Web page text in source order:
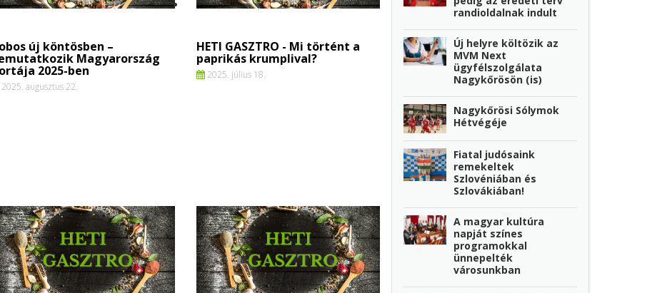
új köntösben –
Magyarország
2025-ben
2025. augusztus 22.
HETI GASZTRO - Mi történt a
paprikás krumplival?
2025. július 18.
randioldalnak indult
Új helyre költözik az
MVM Next
ügyfélszolgálata
Nagykőrösön (is)
Nagykőrösi Sólymok
Hétvégéje
Fiatal judósaink
remekeltek
Szlovéniában és
Szlovákiában!
A magyar kultúra
napját színes
programokkal
ünnepelték
városunkban